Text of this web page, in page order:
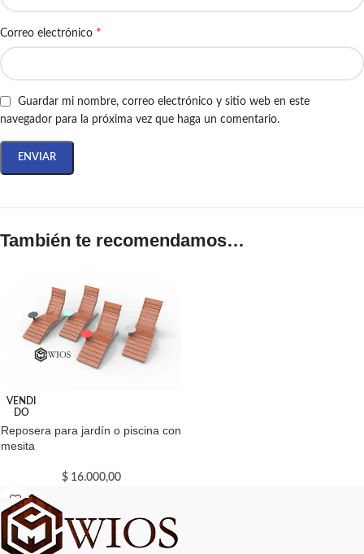
Correo electrónico *
Guardar mi nombre, correo electrónico y sitio web en este
navegador para la próxima vez que haga un comentario.
También te recomendamos…
VENDI
DO
Reposera para jardín o piscina con
mesita
$16.000,00